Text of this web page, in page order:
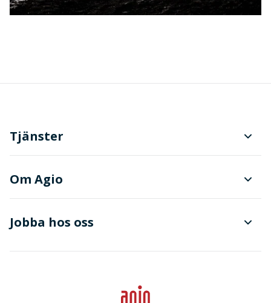
Tjänster
Planering och produktionsstyrning
Om Agio
Finanser
Data & integritet
Jobba hos oss